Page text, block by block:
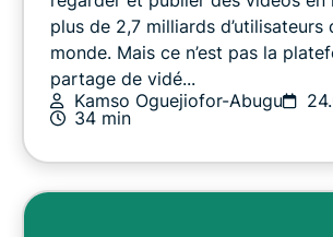
plus de 2,7 milliards d’utilisateurs
monde. Mais ce n’est pas la
partage de vidé...
Kamso Oguejiofor-Abugu
34 min